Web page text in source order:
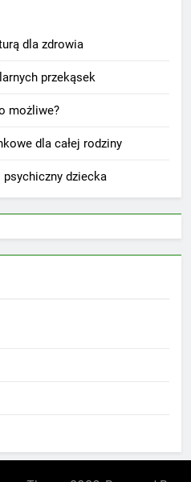
dla zdrowia
przekąsek
możliwe?
dla całej rodziny
psychiczny dziecka